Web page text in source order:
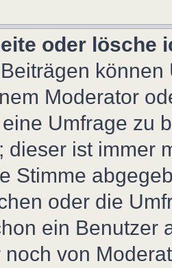
oder lösche
Moderator
Umfrage zu
dieser ist immer
Stimme
oder die
ein Benutzer
noch von